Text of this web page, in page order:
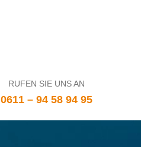
RUFEN SIE UNS AN
0611 – 94 58 94 95